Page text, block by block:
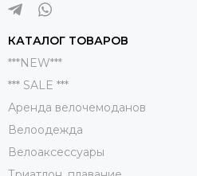
КАТАЛОГ ТОВАРОВ
***NEW***
*** SALE ***
Аренда велочемоданов
Велоодежда
Велоаксессуары